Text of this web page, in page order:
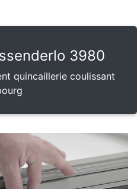
3980
quincaillerie coulissant